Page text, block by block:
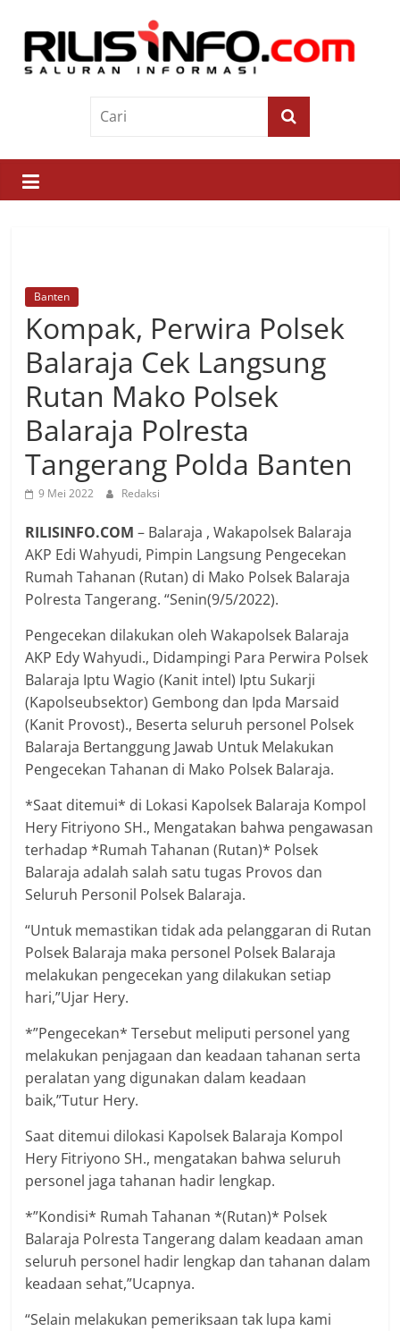
contentRilis
Saluran
Informasi
Banten
Kompak, Perwira Polsek
Balaraja Cek Langsung
Rutan Mako Polsek
Balaraja Polresta
Tangerang Polda Banten
9 Mei 2022 Redaksi
RILISINFO.COM – Balaraja , Wakapolsek Balaraja
AKP Edi Wahyudi, Pimpin Langsung Pengecekan
Rumah Tahanan (Rutan) di Mako Polsek Balaraja
Polresta Tangerang. “Senin(9/5/2022).
Pengecekan dilakukan oleh Wakapolsek Balaraja
AKP Edy Wahyudi., Didampingi Para Perwira Polsek
Balaraja Iptu Wagio (Kanit intel) Iptu Sukarji
(Kapolseubsektor) Gembong dan Ipda Marsaid
(Kanit Provost)., Beserta seluruh personel Polsek
Balaraja Bertanggung Jawab Untuk Melakukan
Pengecekan Tahanan di Mako Polsek Balaraja.
*Saat ditemui* di Lokasi Kapolsek Balaraja Kompol
Hery Fitriyono SH., Mengatakan bahwa pengawasan
terhadap *Rumah Tahanan (Rutan)* Polsek
Balaraja adalah salah satu tugas Provos dan
Seluruh Personil Polsek Balaraja.
“Untuk memastikan tidak ada pelanggaran di Rutan
Polsek Balaraja maka personel Polsek Balaraja
melakukan pengecekan yang dilakukan setiap
hari,”Ujar Hery.
*”Pengecekan* Tersebut meliputi personel yang
melakukan penjagaan dan keadaan tahanan serta
peralatan yang digunakan dalam keadaan
baik,”Tutur Hery.
Saat ditemui dilokasi Kapolsek Balaraja Kompol
Hery Fitriyono SH., mengatakan bahwa seluruh
personel jaga tahanan hadir lengkap.
*”Kondisi* Rumah Tahanan *(Rutan)* Polsek
Balaraja Polresta Tangerang dalam keadaan aman
seluruh personel hadir lengkap dan tahanan dalam
keadaan sehat,”Ucapnya.
“Selain melakukan pemeriksaan tak lupa kami